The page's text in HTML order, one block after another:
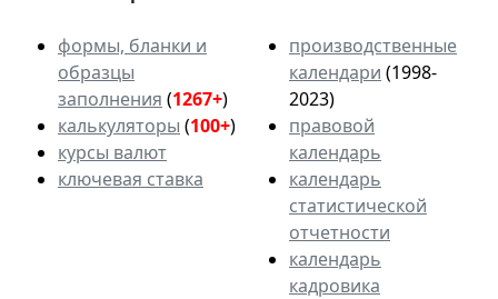
формы, бланки и
образцы
заполнения (1267+)
калькуляторы (100+)
курсы валют
ключевая ставка
производственные
календари (1998-
2023)
правовой
календарь
календарь
статистической
отчетности
календарь
кадровика